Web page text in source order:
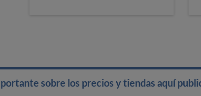
sobre los precios y tiendas aquí